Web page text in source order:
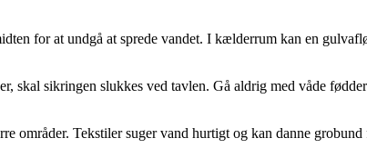
for at undgå at sprede vandet. I kælderrum kan en
skal sikringen slukkes ved tavlen. Gå aldrig med våde
områder. Tekstiler suger vand hurtigt og kan danne